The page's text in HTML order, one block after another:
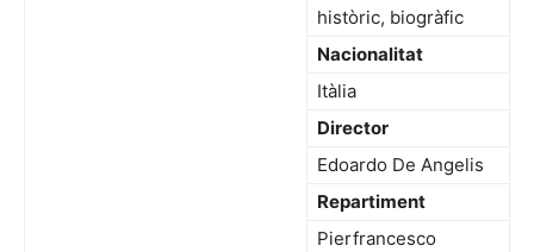
històric, biogràfic
Nacionalitat
Itàlia
Director
Edoardo De Angelis
Repartiment
Pierfrancesco